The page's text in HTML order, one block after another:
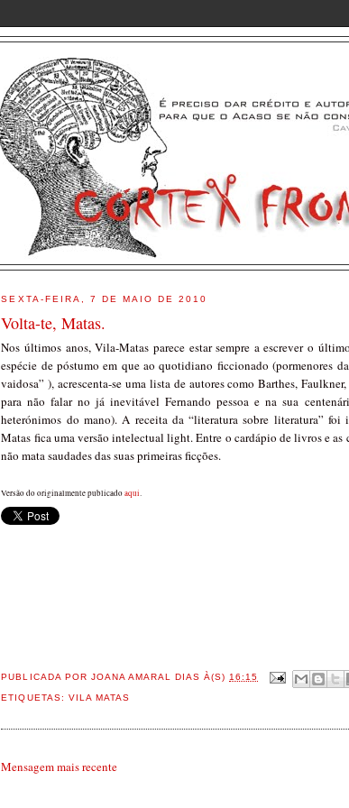
SEXTA-FEIRA, 7 DE MAIO DE 2010
Volta-te, Matas.
Nos últimos anos, Vila-Matas parece estar sempre a escrever o
espécie de póstumo em que ao quotidiano ficcionado (pormenores
vaidosa” ), acrescenta-se uma lista de autores como Barthes,
para não falar no já inevitável Fernando pessoa e na sua
heterónimos do mano). A receita da “literatura sobre literatura” foi
Matas fica uma versão intelectual light. Entre o cardápio de livros e as
não mata saudades das suas primeiras ficções.
Versão do originalmente publicadoaqui.
PUBLICADA POR JOANA AMARAL DIAS À(S) 16:15
ETIQUETAS: VILA MATAS
Mensagem mais recente